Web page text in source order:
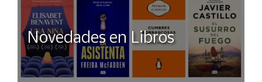
Novedades en Libros